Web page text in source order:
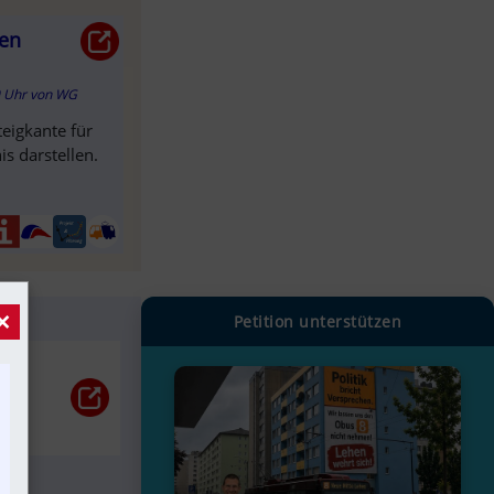
Uhr von WG
für
darstellen.
Petition unterstützen